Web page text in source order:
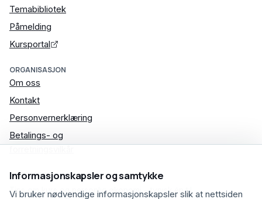
Temabibliotek
Påmelding
Kursportal
ORGANISASJON
Om oss
Kontakt
Personvernerklæring
Betalings- og
NYHETSBREV
Tips om kurs og personlig økonomi – typisk én til
Informasjonskapsler og samtykke
Vi bruker nødvendige informasjonskapsler slik at nettsiden
Lurer du på noe om økonomien?